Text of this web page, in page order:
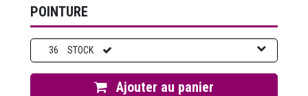
POINTURE
36 STOCK
Ajouter au panier